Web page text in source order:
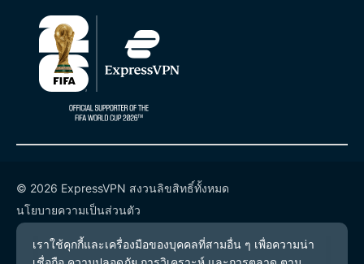
© 2026 ExpressVPN สงวนลิขสิทธิ์ทั้งหมด
นโยบายความเป็นส่วนตัว
เงื่อนไขการให้บริการ
การตั้งค่าคุกกี้